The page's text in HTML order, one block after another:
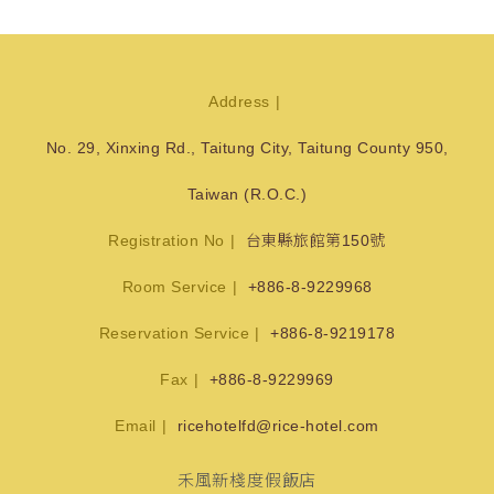
Address
No. 29, Xinxing Rd., Taitung City, Taitung County 950,
Taiwan (R.O.C.)
Registration No 台東縣旅館第150號
Room Service +886-8-9229968
Reservation Service +886-8-9219178
Fax +886-8-9229969
Email ricehotelfd@rice-hotel.com
禾風新棧度假飯店